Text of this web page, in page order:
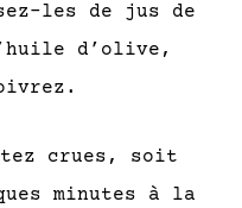
les de jus de
d’olive,
crues, soit
minutes à la